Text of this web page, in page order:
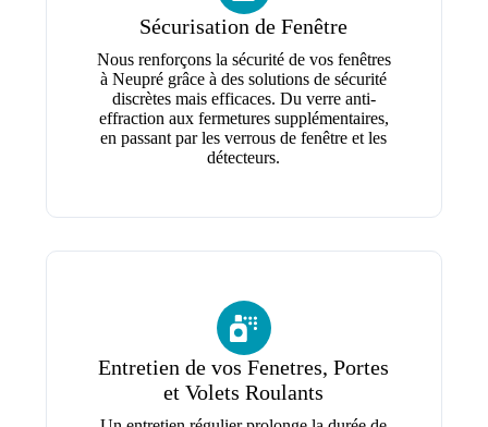
Sécurisation de Fenêtre
Nous renforçons la sécurité de vos fenêtres
à Neupré grâce à des solutions de sécurité
discrètes mais efficaces. Du verre anti-
effraction aux fermetures supplémentaires,
en passant par les verrous de fenêtre et les
détecteurs.
Entretien de vos Fenetres, Portes
et Volets Roulants